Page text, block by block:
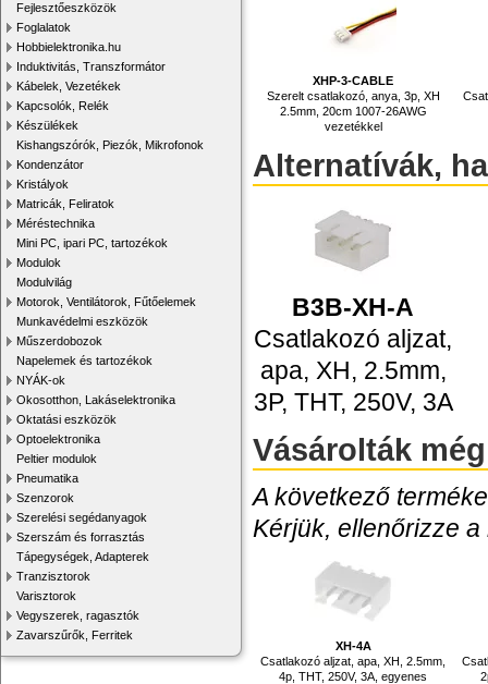
Fejlesztőeszközök
Foglalatok
Hobbielektronika.hu
Induktivitás, Transzformátor
Kábelek, Vezetékek
Kapcsolók, Relék
Készülékek
Kishangszórók, Piezók, Mikrofonok
Kondenzátor
Kristályok
Matricák, Feliratok
Méréstechnika
Mini PC, ipari PC, tartozékok
Modulok
Modulvilág
Motorok, Ventilátorok, Fűtőelemek
Munkavédelmi eszközök
Műszerdobozok
Napelemek és tartozékok
NYÁK-ok
Okosotthon, Lakáselektronika
Oktatási eszközök
Optoelektronika
Peltier modulok
Pneumatika
Szenzorok
Szerelési segédanyagok
Szerszám és forrasztás
Tápegységek, Adapterek
Tranzisztorok
Varisztorok
Vegyszerek, ragasztók
Zavarszűrők, Ferritek
XHP-3-CABLE
Szerelt csatlakozó, anya, 3p, XH
2.5mm, 20cm 1007-26AWG
vezetékkel
Alternatívák,
B3B-XH-A
Csatlakozó aljzat,
apa, XH, 2.5mm,
3P, THT, 250V, 3A
Vásárolták még
A következő
Kérjük, ellenőrizze
XH-4A
Csatlakozó aljzat, apa, XH, 2.5mm,
4p, THT, 250V, 3A, egyenes